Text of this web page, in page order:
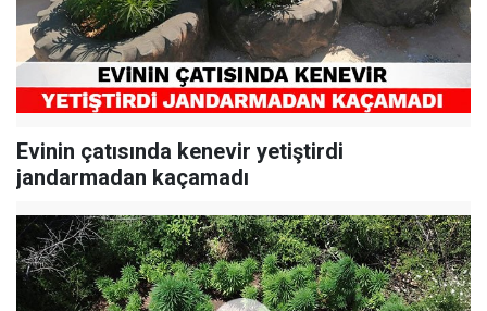
Evinin çatısında kenevir yetiştirdi
jandarmadan kaçamadı